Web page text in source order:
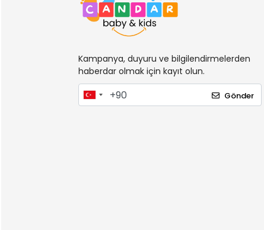
Kampanya, duyuru ve bilgilendirmelerden
haberdar olmak için kayıt olun.
Gönder